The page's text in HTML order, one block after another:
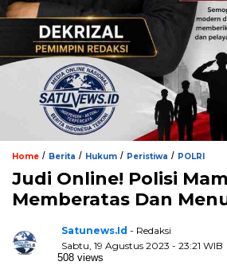
Home / Berita / Hukum / Peristiwa / POLRI
Judi Online! Polisi
Memberatas Dan
Satunews.id - Redaksi
Sabtu, 19 Agustus 2023 - 23:21 WIB
508 views